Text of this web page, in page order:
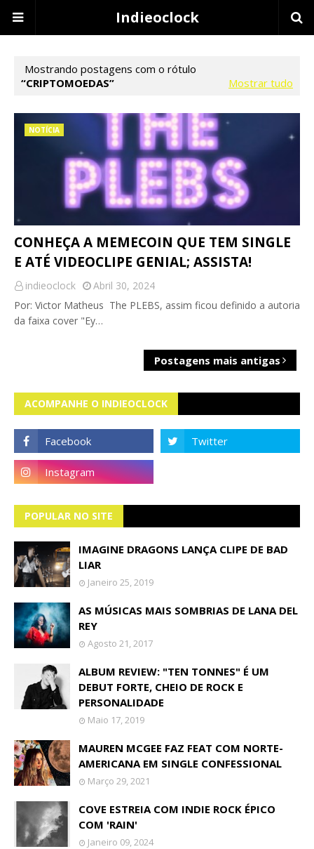
Indieoclock
Mostrando postagens com o rótulo
CRIPTOMOEDAS
Mostrar tudo
NOTÍCIA
CONHEÇA A MEMECOIN QUE TEM SINGLE
E ATÉ VIDEOCLIPE GENIAL; ASSISTA!
indieoclock
Abril 30, 2024
Por: Victor Matheus The PLEBS, assim ficou definido a autoria
da faixa cover "Ey…
Postagens mais antigas
ACOMPANHE O INDIEOCLOCK
POPULAR NO SITE
IMAGINE DRAGONS LANÇA CLIPE DE BAD
LIAR
Janeiro 25, 2019
AS MÚSICAS MAIS SOMBRIAS DE LANA DEL
REY
Agosto 21, 2017
ALBUM REVIEW: "TEN TONNES" É UM
DEBUT FORTE, CHEIO DE ROCK E
PERSONALIDADE
Maio 17, 2019
MAUREN MCGEE FAZ FEAT COM NORTE-
AMERICANA EM SINGLE CONFESSIONAL
Março 29, 2021
COVE ESTREIA COM INDIE ROCK ÉPICO
COM 'RAIN'
Janeiro 09, 2024